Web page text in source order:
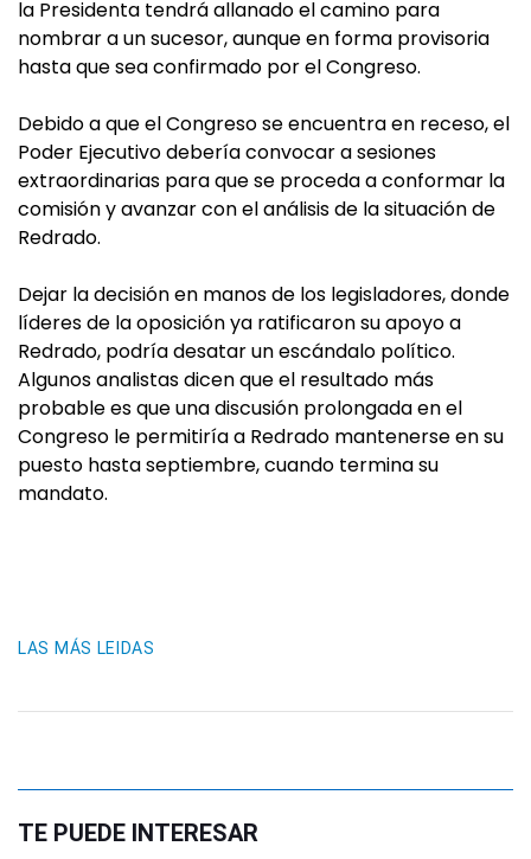
la Presidenta tendrá allanado el camino para
nombrar a un sucesor, aunque en forma provisoria
hasta que sea confirmado por el Congreso.
Debido a que el Congreso se encuentra en receso, el
Poder Ejecutivo debería convocar a sesiones
extraordinarias para que se proceda a conformar la
comisión y avanzar con el análisis de la situación de
Redrado.
Dejar la decisión en manos de los legisladores, donde
líderes de la oposición ya ratificaron su apoyo a
Redrado, podría desatar un escándalo político.
Algunos analistas dicen que el resultado más
probable es que una discusión prolongada en el
Congreso le permitiría a Redrado mantenerse en su
puesto hasta septiembre, cuando termina su
mandato.
LAS MÁS LEIDAS
TE PUEDE INTERESAR